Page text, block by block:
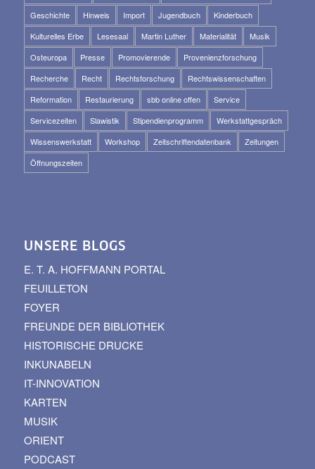
Geschichte
Hinweis Import Jugendbuch
Kinderbuch
Kulturelles Erbe
Lesesaal Martin Luther Materialität
Musik
Osteuropa
Presse Promovierende
Provenienzforschung
Recherche
Recht Rechtsforschung
Rechtswissenschaften
Reformation
Restaurierung sbb online offen
Service
Servicezeiten
Slawistik Stipendienprogramm
Werkstattgespräch
Wissenswerkstatt
Workshop Zeitschriftendatenbank
Zeitungen
Öffnungszeiten
UNSERE BLOGS
E. T. A. HOFFMANN PORTAL
FEUILLETON
FOYER
FREUNDE DER BIBLIOTHEK
HISTORISCHE DRUCKE
INKUNABELN
IT-INNOVATION
KARTEN
MUSIK
ORIENT
PODCAST